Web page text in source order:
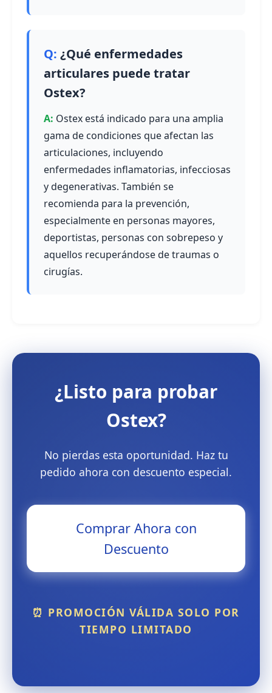
¿Qué enfermedades
articulares puede tratar
Ostex?
Ostex está indicado para una amplia
gama de condiciones que afectan las
articulaciones, incluyendo
enfermedades inflamatorias, infecciosas
y degenerativas. También se
recomienda para la prevención,
especialmente en personas mayores,
deportistas, personas con sobrepeso y
aquellos recuperándose de traumas o
cirugías.
¿Listo para probar
Ostex?
No pierdas esta oportunidad. Haz tu
pedido ahora con descuento especial.
Comprar Ahora con
Descuento
⏰ PROMOCIÓN VÁLIDA SOLO POR
TIEMPO LIMITADO